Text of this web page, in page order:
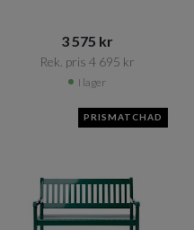
3 575 kr​​
Rek. pris 4 695 kr​​
I lager
PRISMATCHAD